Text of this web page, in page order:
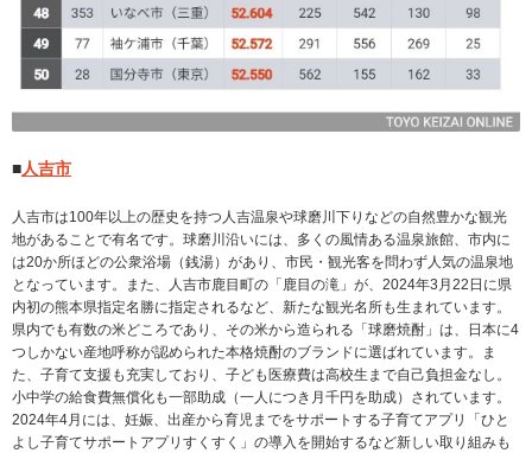
■人吉市
人吉市は100年以上の歴史を持つ人吉温泉や球磨川下りなどの自然豊かな観光
地があることで有名です。球磨川沿いには、多くの風情ある温泉旅館、市内に
は20か所ほどの公衆浴場（銭湯）があり、市民・観光客を問わず人気の温泉地
となっています。また、人吉市鹿目町の「鹿目の滝」が、2024年3月22日に県
内初の熊本県指定名勝に指定されるなど、新たな観光名所も生まれています。
県内でも有数の米どころであり、その米から造られる「球磨焼酎」は、日本に4
つしかない産地呼称が認められた本格焼酎のブランドに選ばれています。ま
た、子育て支援も充実しており、子ども医療費は高校生まで自己負担金なし。
小中学の給食費無償化も一部助成（一人につき月千円を助成）されています。
2024年4月には、妊娠、出産から育児までをサポートする子育てアプリ「ひと
よし子育てサポートアプリすくすく」の導入を開始するなど新しい取り組みも